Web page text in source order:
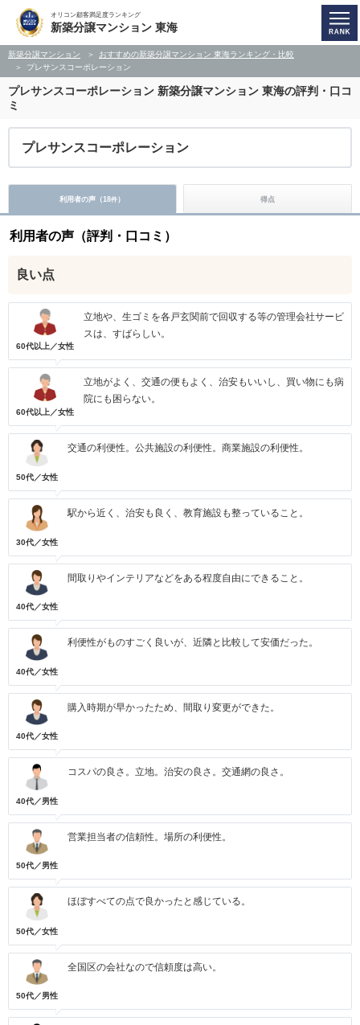
オリコン顧客満足度ランキング
新築分譲マンション 東海
新築分譲マンション
おすすめの新築分譲マンション 東海ランキング・比較
プレサンスコーポレーション
プレサンスコーポレーション 新築分譲マンション 東海の評判・口コ
ミ
プレサンスコーポレーション
利用者の声（18件） 得点
利用者の声（評判・口コミ）
良い点
60代以上／女性
立地や、生ゴミを各戸玄関前で回収する等の管理会社サービ
スは、すばらしい。
60代以上／女性
立地がよく、交通の便もよく、治安もいいし、買い物にも病
院にも困らない。
50代／女性
交通の利便性。公共施設の利便性。商業施設の利便性。
30代／女性
駅から近く、治安も良く、教育施設も整っていること。
40代／女性
間取りやインテリアなどをある程度自由にできること。
40代／女性
利便性がものすごく良いが、近隣と比較して安価だった。
40代／女性
購入時期が早かったため、間取り変更ができた。
40代／男性
コスパの良さ。立地。治安の良さ。交通網の良さ。
50代／男性
営業担当者の信頼性。場所の利便性。
50代／女性
ほぼすべての点で良かったと感じている。
50代／男性
全国区の会社なので信頼度は高い。